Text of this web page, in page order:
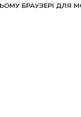
БРАУЗЕРІ ДЛЯ